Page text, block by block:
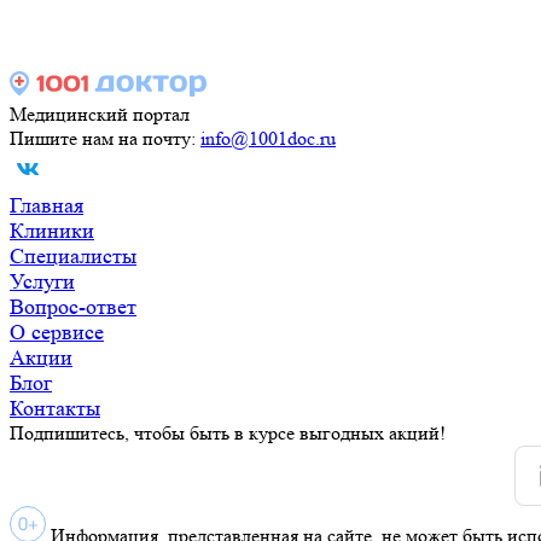
Медицинский портал
Пишите нам на почту: info@1001doc.ru
Главная
Клиники
Специалисты
Услуги
Вопрос-ответ
О сервисе
Акции
Блог
Контакты
Подпишитесь, чтобы быть в курсе выгодных акций!
Информация, представленная на сайте, не может быть